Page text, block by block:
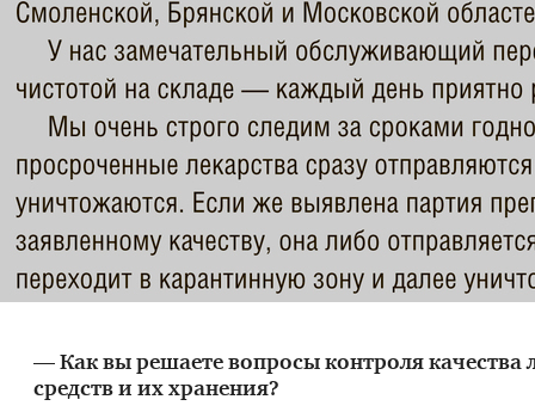
— Как вы решаете вопросы контроля качества
средств и их хранения?